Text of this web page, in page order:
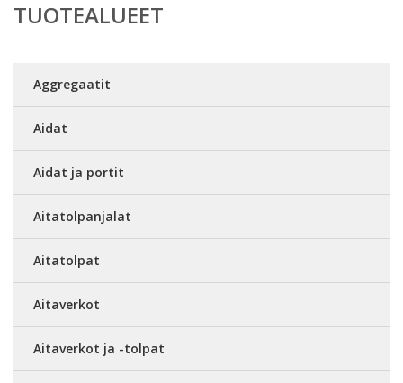
TUOTEALUEET
Aggregaatit
Aidat
Aidat ja portit
Aitatolpanjalat
Aitatolpat
Aitaverkot
Aitaverkot ja -tolpat